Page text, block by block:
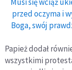
przed oczyma i
Boga, swój
Papież dodał
wszystkimi